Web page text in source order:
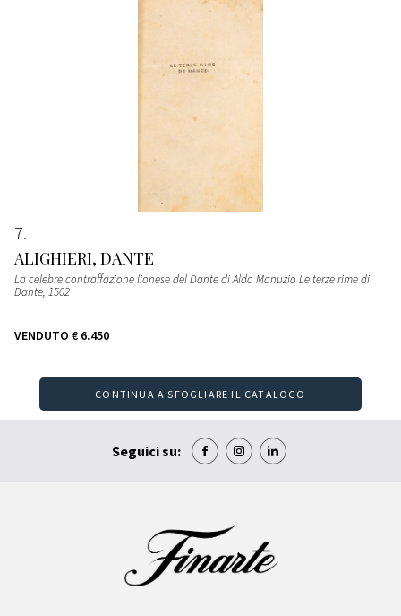
7
ALIGHIERI, DANTE
La celebre contraffazione lionese del Dante di Aldo Manuzio Le terze rime di
Dante, 1502
VENDUTO € 6.450
CONTINUA A SFOGLIARE IL CATALOGO
Seguici su: